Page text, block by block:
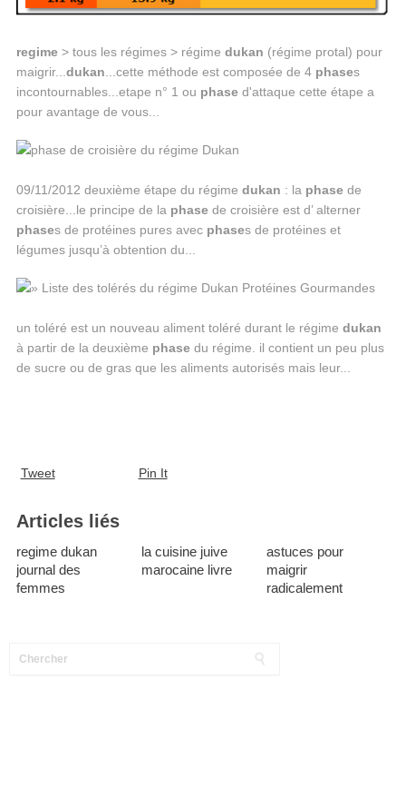
regime> tous les régimes > régime dukan (régime protal) pour
maigrir... dukan ...cette méthode est composée de 4 phases
incontournables...etape n° 1 ou phased'attaque cette étape a
pour avantage de vous...
09/11/2012 deuxième étape du régime dukan : la phasede
croisière...le principe de la phasede croisière est d’ alterner
phases de protéines pures avec phases de protéines et
légumes jusqu’à obtention du...
un toléré est un nouveau aliment toléré durant le régime dukan
à partir de la deuxième phasedu régime. il contient un peu plus
de sucre ou de gras que les aliments autorisés mais leur...
Tweet Pin It
Articles liés
regime dukan
journal des
femmes
la cuisine juive
marocaine livre
astuces pour
maigrir
radicalement